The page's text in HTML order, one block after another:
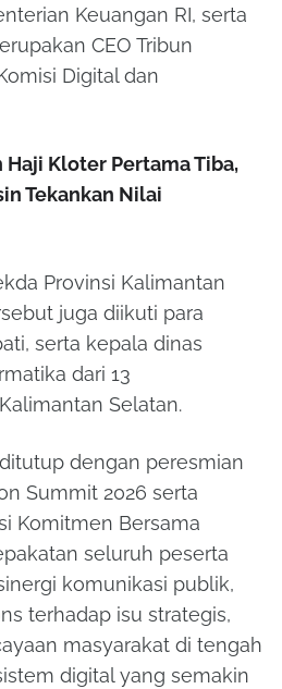
Keuangan RI, serta
CEO Tribun
Digital dan
Haji Kloter Pertama Tiba,
Tekankan Nilai
Provinsi Kalimantan
juga diikuti para
serta kepala dinas
dari 13
Selatan.
dengan peresmian
Summit 2026 serta
Komitmen Bersama
seluruh peserta
komunikasi publik,
terhadap isu strategis,
masyarakat di tengah
digital yang semakin